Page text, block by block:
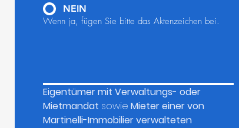
NEIN
Wenn ja, fügen Sie bitte das Aktenzeichen bei.
Eigentümer mit Verwaltungs- oder
Mietmandat sowie Mieter einer von
Martinelli-Immobilier verwalteten